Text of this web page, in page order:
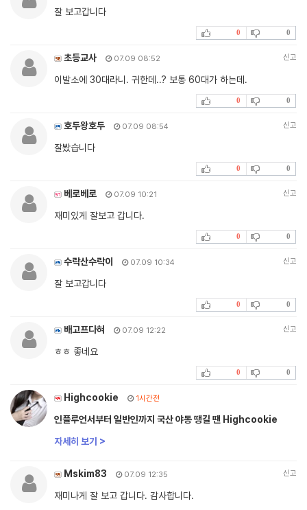
잘 보고갑니다
0 0
초등교사 07.09 08:52 신고
이발소에 30대라니. 귀한데..? 보통 60대가 하는데.
0 0
호두왕호두 07.09 08:54 신고
잘봤습니다
0 0
베로베로 07.09 10:21 신고
재미있게 잘보고 갑니다.
0 0
수락산수락이 07.09 10:34 신고
잘 보고갑니다
0 0
배고프다혀 07.09 12:22 신고
ㅎㅎ 좋네요
0 0
Highcookie 1시간전
인플루언서부터 일반인까지 국산 야동 땡길 땐 Highcookie
자세히 보기 >
Mskim83 07.09 12:35 신고
재미나게 잘 보고 갑니다. 감사합니다.